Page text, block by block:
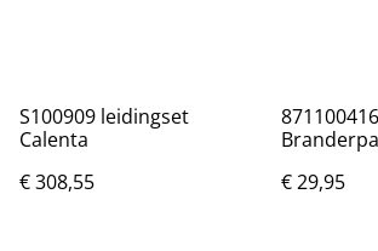
S100909 leidingset
Calenta
€ 308,55
€ 29,95